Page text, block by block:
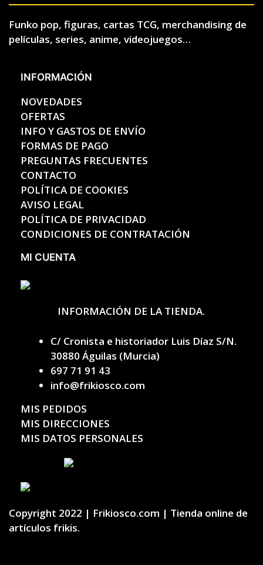
Funko pop, figuras, cartas TCG, merchandising de
películas, series, anime, videojuegos…
INFORMACIÓN
NOVEDADES
OFERTAS
INFO Y GASTOS DE ENVÍO
FORMAS DE PAGO
PREGUNTAS FRECUENTES
CONTACTO
POLÍTICA DE COOKIES
AVISO LEGAL
POLÍTICA DE PRIVACIDAD
CONDICIONES DE CONTRATACIÓN
MI CUENTA
INFORMACIÓN DE LA TIENDA.
C/ Cronista e historiador Luis Díaz S/N.
30880 Águilas (Murcia)
697 71 91 43
info@frikiosco.com
MIS PEDIDOS
MIS DIRECCIONES
MIS DATOS PERSONALES
Copyright 2022 | Frikiosco.com | Tienda online de
artículos frikis.